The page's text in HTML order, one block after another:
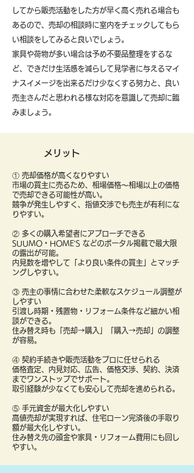
してから販売活動をした方が早く高く売れる場合も
あるので、売却の相談時に室内をチェックしてもら
い相談をしてみると良いでしょう。
​家具や荷物が多い場合は予め不要品整理をするな
ど、できだけ生活感を減らして見学者に与えるマイ
ナスイメージを出来るだけ少なくする努力と、良い
売主さんだと思われる様な対応を意識して売却に臨
みましょう。
メリット
① 売却価格が高くなりやすい
市場の買主に売るため、相場価格〜相場以上の価格
で売却できる可能性が高い。
競争が発生しやすく、指値交渉でも売主が有利にな
りやすい。
② 多くの購入希望者にアプローチできる
SUUMO・HOME’S などのポータル掲載で最大限
の露出が可能。
内見数を増やして「より良い条件の買主」とマッチ
ングしやすい。
③ 売主の事情に合わせた柔軟なスケジュール調整が
しやすい
引渡し時期・残置物・リフォーム条件など細かい相
談ができる。
住み替え時も「売却→購入」「購入→売却」の調整
が容易。
④ 契約手続きや販売活動をプロに任せられる
価格査定、内見対応、広告、価格交渉、契約、決済
までワンストップでサポート。
取引経験が少なくても安心して売却を進められる。
⑤ 手元資金が最大化しやすい
高値売却が実現すれば、住宅ローン完済後の手取り
額が最大化しやすい。
住み替え先の頭金や家具・リフォーム費用にも回し
やすい。